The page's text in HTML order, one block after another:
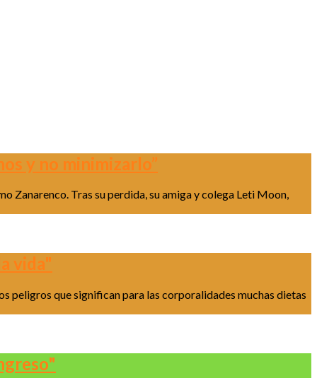
y no minimizarlo”
Zanarenco. Tras su perdida, su amiga y colega Leti Moon,
vida"
peligros que significan para las corporalidades muchas dietas